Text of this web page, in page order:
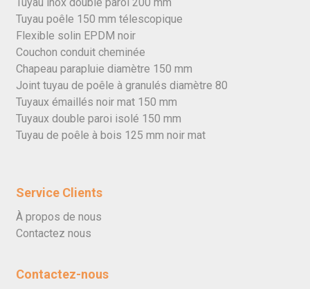
Tuyau poêle 150 mm télescopique
Flexible solin EPDM noir
Couchon conduit cheminée
Chapeau parapluie diamètre 150 mm
Joint tuyau de poêle à granulés diamètre 80
Tuyaux émaillés noir mat 150 mm
Tuyaux double paroi isolé 150 mm
Tuyau de poêle à bois 125 mm noir mat
Service Clients
À propos de nous
Contactez nous
Contactez-nous